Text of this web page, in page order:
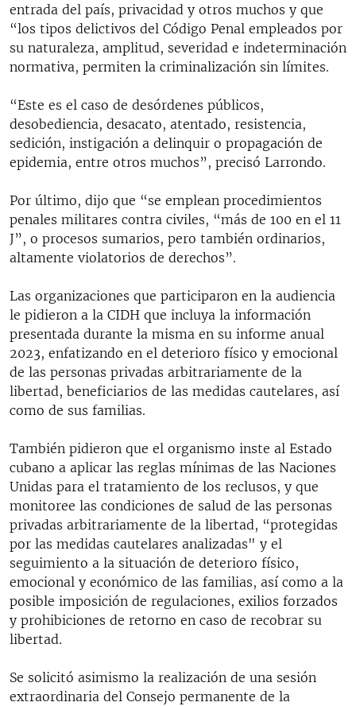
entrada del país, privacidad y otros muchos y que
“los tipos delictivos del Código Penal empleados por
su naturaleza, amplitud, severidad e indeterminación
normativa, permiten la criminalización sin límites.
“Este es el caso de desórdenes públicos,
desobediencia, desacato, atentado, resistencia,
sedición, instigación a delinquir o propagación de
epidemia, entre otros muchos”, precisó Larrondo.
Por último, dijo que “se emplean procedimientos
penales militares contra civiles, “más de 100 en el 11
J”, o procesos sumarios, pero también ordinarios,
altamente violatorios de derechos”.
Las organizaciones que participaron en la audiencia
le pidieron a la CIDH que incluya la información
presentada durante la misma en su informe anual
2023, enfatizando en el deterioro físico y emocional
de las personas privadas arbitrariamente de la
libertad, beneficiarios de las medidas cautelares, así
como de sus familias.
También pidieron que el organismo inste al Estado
cubano a aplicar las reglas mínimas de las Naciones
Unidas para el tratamiento de los reclusos, y que
monitoree las condiciones de salud de las personas
privadas arbitrariamente de la libertad, “protegidas
por las medidas cautelares analizadas" y el
seguimiento a la situación de deterioro físico,
emocional y económico de las familias, así como a la
posible imposición de regulaciones, exilios forzados
y prohibiciones de retorno en caso de recobrar su
libertad.
Se solicitó asimismo la realización de una sesión
extraordinaria del Consejo permanente de la